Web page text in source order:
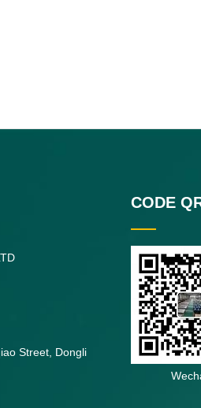
Street, Dongli
CODE